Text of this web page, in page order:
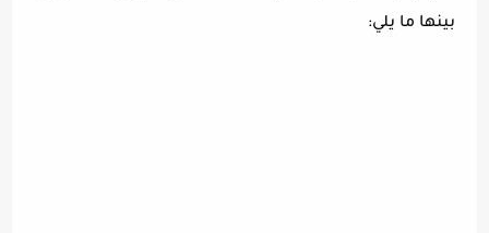
بينها ما يلي: